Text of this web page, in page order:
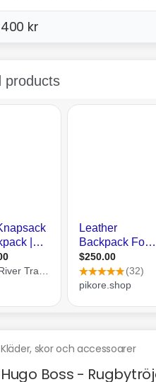
400 kr
Kläder, skor och accessoarer
Hugo Boss -